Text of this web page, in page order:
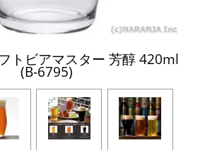
トビアマスター 芳醇 420ml
(B-6795)